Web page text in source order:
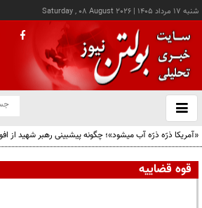
شنبه ۱۷ مرداد ۱۴۰۵ |
Saturday , 08 August 2026
باز
و
«آمریکا ذرّه ذرّه آب میشود»؛ چگونه پیشبینی رهبر شهید از
قوه قضاییه